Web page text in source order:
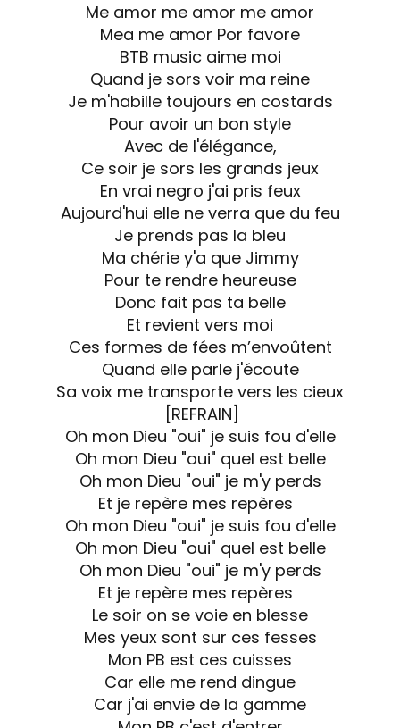
Me amor me amor me amor
Mea me amor Por favore
BTB music aime moi
Quand je sors voir ma reine
Je m'habille toujours en costards
Pour avoir un bon style
Avec de l'élégance,
Ce soir je sors les grands jeux
En vrai negro j'ai pris feux
Aujourd'hui elle ne verra que du feu
Je prends pas la bleu
Ma chérie y'a que Jimmy
Pour te rendre heureuse
Donc fait pas ta belle
Et revient vers moi
Ces formes de fées m’envoûtent
Quand elle parle j'écoute
Sa voix me transporte vers les cieux
[REFRAIN]
Oh mon Dieu "oui" je suis fou d'elle
Oh mon Dieu "oui" quel est belle
Oh mon Dieu "oui" je m'y perds
Et je repère mes repères
Oh mon Dieu "oui" je suis fou d'elle
Oh mon Dieu "oui" quel est belle
Oh mon Dieu "oui" je m'y perds
Et je repère mes repères
Le soir on se voie en blesse
Mes yeux sont sur ces fesses
Mon PB est ces cuisses
Car elle me rend dingue
Car j'ai envie de la gamme